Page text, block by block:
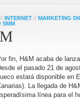
// INTERNET // MARKETING
SMM
fin, H&M acaba de
el pasado 21 de
estará disponible en
La llegada de
línea para el